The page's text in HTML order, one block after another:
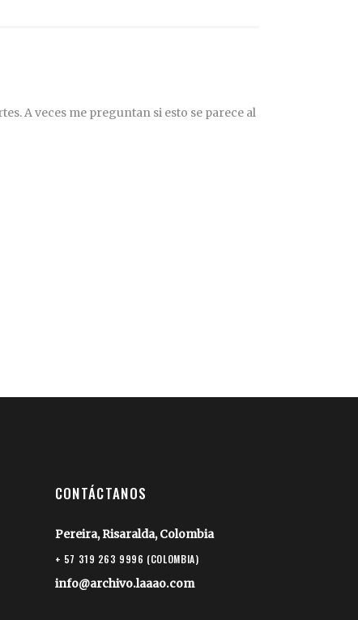
A veces me preguntan si esto se parece al
CONTÁCTANOS
Pereira, Risaralda, Colombia
+ 57 319 263 9996 (COLOMBIA)
info@archivo.laaao.com